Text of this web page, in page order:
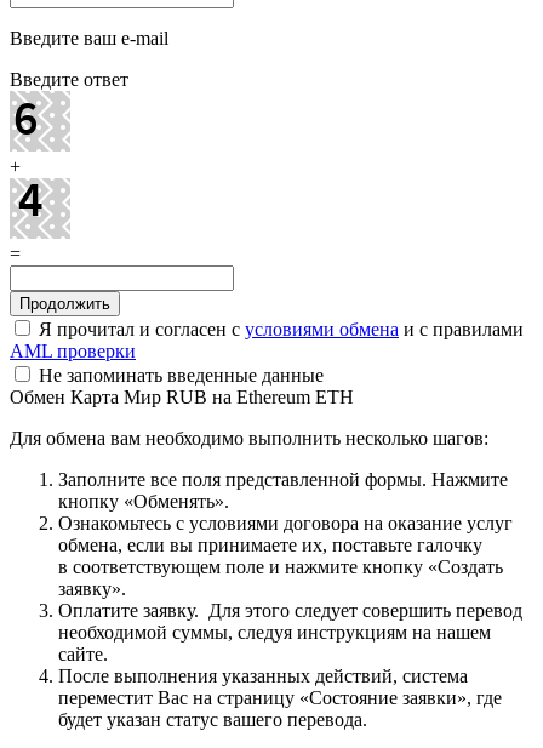
Введите ваш e-mail
Введите ответ
+
=
Я прочитал и согласен с условиями обмена и с правилами
AML проверки
Не запоминать введенные данные
Обмен Карта Мир RUB на Ethereum ETH
Для обмена вам необходимо выполнить несколько шагов:
Заполните все поля представленной формы. Нажмите
кнопку «Обменять».
Ознакомьтесь с условиями договора на оказание услуг
обмена, если вы принимаете их, поставьте галочку
в соответствующем поле и нажмите кнопку «Создать
заявку».
Оплатите заявку. Для этого следует совершить перевод
необходимой суммы, следуя инструкциям на нашем
сайте.
После выполнения указанных действий, система
переместит Вас на страницу «Состояние заявки», где
будет указан статус вашего перевода.